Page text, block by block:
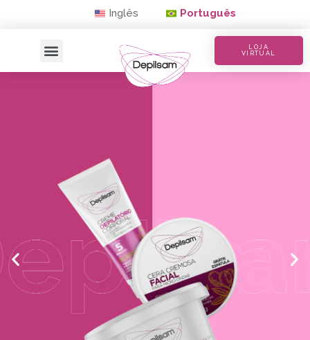
Inglês Português
LOJA
VIRTUAL